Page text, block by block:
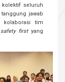
kolektif seluruh
jawab
kolaborasi tim
safety firstyang